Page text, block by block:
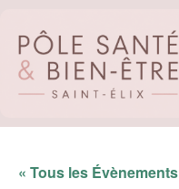
« Tous les Évènements